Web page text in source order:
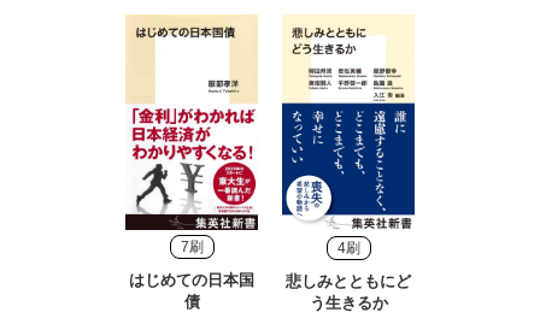
7刷
はじめての日本国
債
4刷
悲しみとともにど
う生きるか